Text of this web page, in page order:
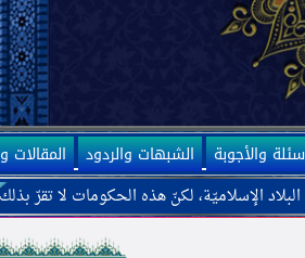
والأجوبة الشبهات والردود المقالات
لكنّ هذه الحكومات لا تقرّ بذلك، بل ترى